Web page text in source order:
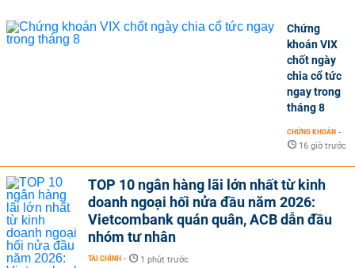
Chứng
khoán VIX
chốt ngày
chia cổ tức
ngay trong
tháng 8
CHỨNG KHOÁN -
16 giờ trước
TOP 10 ngân hàng lãi lớn nhất từ kinh
doanh ngoại hối nửa đầu năm 2026:
Vietcombank quán quân, ACB dẫn đầu
nhóm tư nhân
TÀI CHÍNH - 1 phút trước